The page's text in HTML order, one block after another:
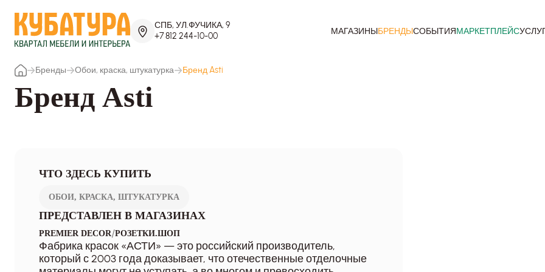
СПБ, УЛ.ФУЧИКА, 9
+7 812 244-10-00
МАГАЗИНЫБРЕНДЫСОБЫТИЯМАРКЕТПЛЕЙС
Бренды Обои, краска, штукатурка Бренд Asti
Бренд Asti
ЧТО ЗДЕСЬ КУПИТЬ
ОБОИ, КРАСКА, ШТУКАТУРКА
ПРЕДСТАВЛЕН В МАГАЗИНАХ
PREMIER DECOR/РОЗЕТКИ.ШОП
Фабрика красок «АСТИ» — это российский производитель,
который с 2003 года доказывает, что отечественные отделочные